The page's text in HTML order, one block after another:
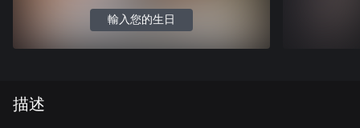
輸入您的生日
描述